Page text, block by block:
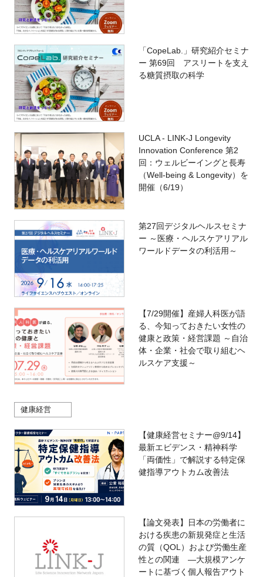
「CopeLab.」研究紹介セミナ
ー 第69回 アスリートを支え
る糖質摂取の科学
UCLA - LINK-J Longevity
Innovation Conference 第2
回：ウェルビーイングと長寿
（Well-being & Longevity）を
開催（6/19）
第27回デジタルヘルスセミナ
ー ～医療・ヘルスケアリアル
ワールドデータの利活用～
【7/29開催】産婦人科医が語
る、今知っておきたい女性の
健康と政策・経営課題 ～自治
体・企業・社会で取り組むヘ
ルスケア支援～
健康経営
【健康経営セミナー@9/14】
最新エビデンス・精神科学
「両価性」で解説する特定保
健指導アウトカム改善法
【論文発表】日本の労働者に
おける疾患の新規発症と生活
の質（QOL）および労働生産
性との関連 ―大規模アンケ
ートに基づく個人報告アウト